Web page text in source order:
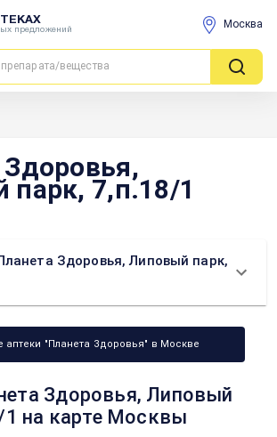
предложений Москва
парк, 7,п.18/1
Здоровья, Липовый парк,
аптеки "Планета Здоровья" в Москве
Здоровья, Липовый
1 на карте Москвы